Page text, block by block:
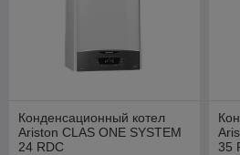
Конденсационный котел
Ariston CLAS ONE SYSTEM
24 RDC
35